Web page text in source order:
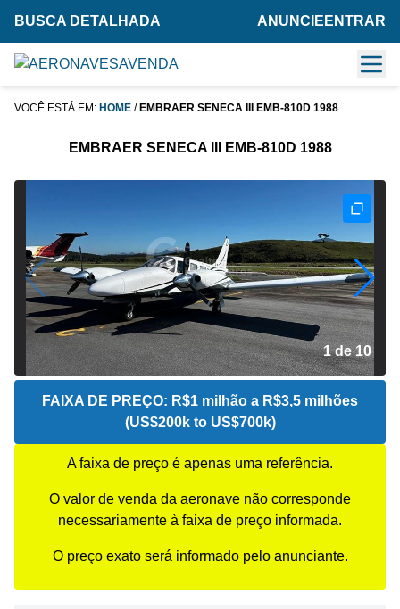
BUSCA DETALHADA ANUNCIE ENTRAR
VOCÊ ESTÁ EM: HOME / EMBRAER SENECA III EMB-810D 1988
EMBRAER SENECA III EMB-810D 1988
2 de 10
FAIXA DE PREÇO: R$1 milhão a R$3,5 milhões
(US$200k to US$700k)
A faixa de preço é apenas uma referência.
O valor de venda da aeronave não corresponde
necessariamente à faixa de preço informada.
O preço exato será informado pelo anunciante.